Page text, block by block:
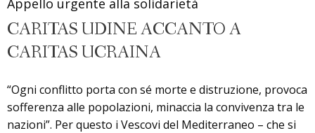
CARITAS UDINE ACCANTO A
CARITAS UCRAINA
“Ogni conflitto porta con sé morte e distruzione, provoca
sofferenza alle popolazioni, minaccia la convivenza tra le
nazioni”. Per questo i Vescovi del Mediterraneo – che si